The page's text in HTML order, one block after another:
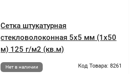
Сетка штукатурная
стекловолоконная 5x5 мм (1x50
м) 125 г/м2 (кв.м)
Нет в наличии Код Товара: 8261